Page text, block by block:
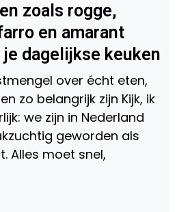
zoals rogge,
en amarant
dagelijkse keuken
over écht eten,
zo belangrijk zijn Kijk, ik
we zijn in Nederland
geworden als
Alles moet snel,